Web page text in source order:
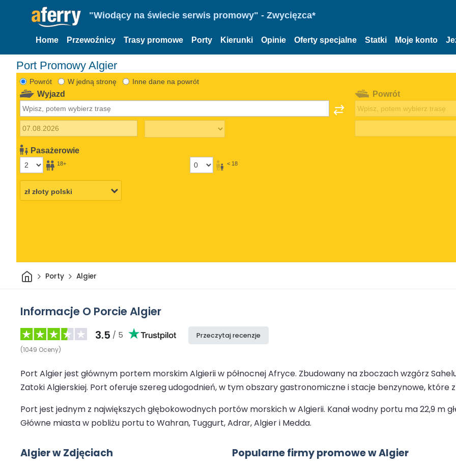
"Wiodący na świecie serwis promowy" - Zwycięzca*
Home Przewoźnicy Trasy promowe Porty Kierunki Opinie Oferty specjalne Statki Moje konto
Port Promowy Algier
Powrót W jedną stronę Inne dane na powrót
Wyjazd
Pasażerowie
18+ < 18
Powrót
DomPorty Algier
Informacje O Porcie Algier
3.5 / 5
(1049 Oceny)
Przeczytaj recenzje
Port Algier jest głównym portem morskim Algierii w północnej Afryce. Zbudowany na zboczach wzgórz
Zatoki Algierskiej. Port oferuje szereg udogodnień, w tym obszary gastronomiczne i stacje benzynowe, które
Port jest jednym z największych głębokowodnych portów morskich w Algierii. Kanał wodny portu ma 22,9 m
Główne miasta w pobliżu portu to Wahran, Tuggurt, Adrar, Algier i Medda.
Algier w Zdjęciach Popularne firmy promowe w Algier